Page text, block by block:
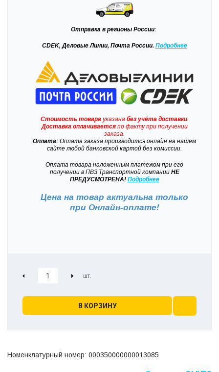
Отправка в регионы России:
CDEK, Деловые Линии, Почта России. Подробнее
Стоимость товарауказана без учёта доставки.
Доставкаоплачиваетсяпо факту при получении
заказа.
Оплата: Оплата заказа производится онлайн на нашем
сайте любой банковской картой без комиссии.
Оплата товара наложенным платежом при его
получении в ПВЗ Транспортной компанииНЕ
ПРЕДУСМОТРЕНА! Подробнее
Цена на товар актуальна только
при Онлайн-оплате!
В КОРЗИНУ
Номенклатурный номер: 000350000000013085